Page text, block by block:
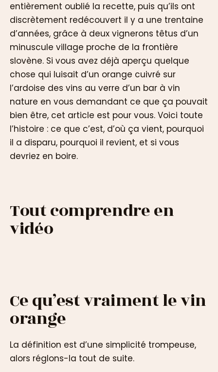
entièrement oublié la recette, puis qu’ils ont
discrètement redécouvert il y a une trentaine
d’années, grâce à deux vignerons têtus d’un
minuscule village proche de la frontière
slovène. Si vous avez déjà aperçu quelque
chose qui luisait d’un orange cuivré sur
l’ardoise des vins au verre d’un bar à vin
nature en vous demandant ce que ça pouvait
bien être, cet article est pour vous. Voici toute
l’histoire : ce que c’est, d’où ça vient, pourquoi
il a disparu, pourquoi il revient, et si vous
devriez en boire.
Tout comprendre en
vidéo
Ce qu’est vraiment le vin
orange
La définition est d’une simplicité trompeuse,
alors réglons-la tout de suite.